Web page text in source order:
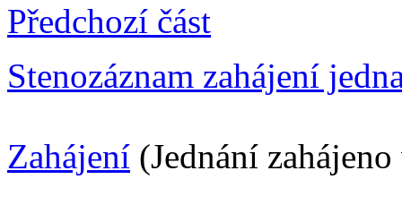
Předchozí část
Stenozáznam zahájení
Zahájení (Jednání